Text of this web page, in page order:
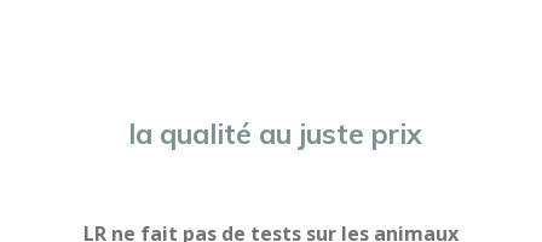
la qualité au juste prix
LR ne fait pas de tests sur les animaux